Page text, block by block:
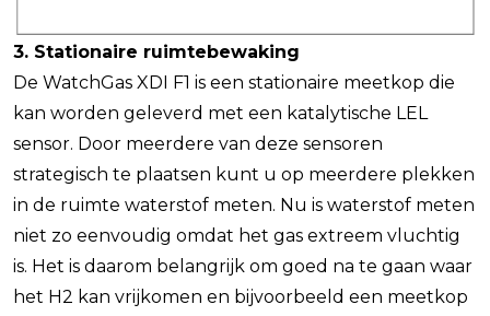
3. Stationaire ruimtebewaking
De WatchGas XDI F1 is een stationaire meetkop die
kan worden geleverd met een katalytische LEL
sensor. Door meerdere van deze sensoren
strategisch te plaatsen kunt u op meerdere plekken
in de ruimte waterstof meten. Nu is waterstof meten
niet zo eenvoudig omdat het gas extreem vluchtig
is. Het is daarom belangrijk om goed na te gaan waar
het H2 kan vrijkomen en bijvoorbeeld een meetkop